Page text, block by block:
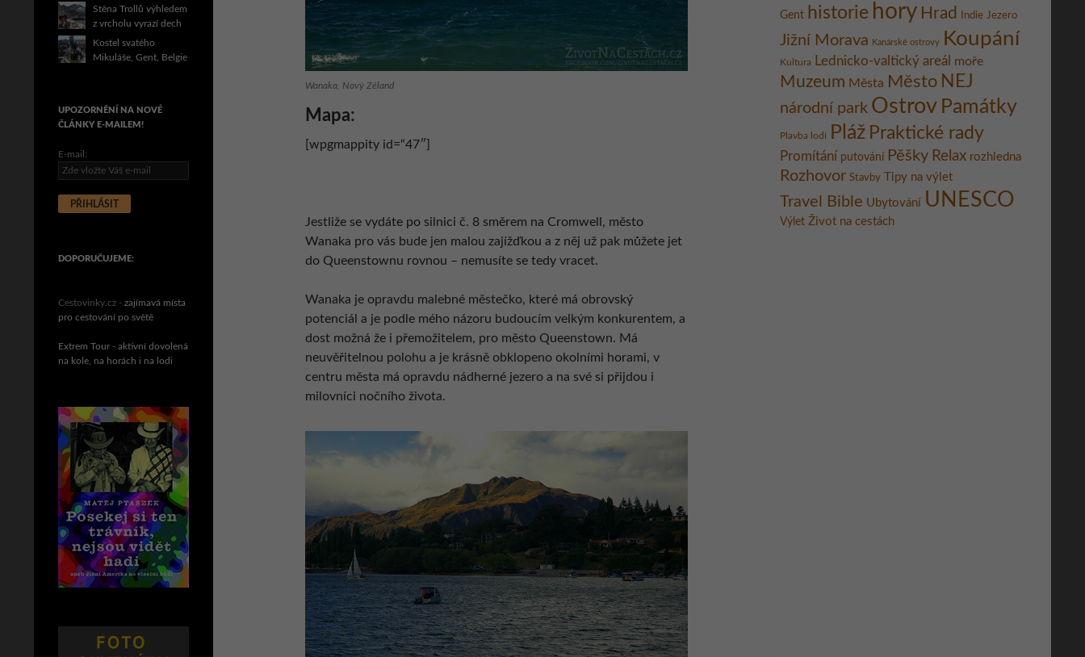
Wanaka, Nový Zéland
Mapa:
[wpgmappity id=“47″]
Jestliže se vydáte po silnici č. 8 směrem na Cromwell, město
Wanaka pro vás bude jen malou zajížďkou a z něj už pak můžete jet
do Queenstownu rovnou – nemusíte se tedy vracet.
Wanaka je opravdu malebné městečko, které má obrovský
potenciál a je podle mého názoru budoucím velkým konkurentem, a
dost možná že i přemožitelem, pro město Queenstown. Má
neuvěřitelnou polohu a je krásně obklopeno okolními horami, v
centru města má opravdu nádherné jezero a na své si přijdou i
milovníci nočního života.
Gent historie hory Hrad Indie Jezero
Jižní Morava Kanárské ostrovy Koupání
Kultura Lednicko-valtický areál moře
Muzeum Města Město NEJ
národní park Ostrov Památky
Plavba lodí Pláž Praktické rady
Promítání putování Pěšky Relax rozhledna
Rozhovor Stavby Tipy na výlet
Travel Bible Ubytování UNESCO
Výlet Život na cestách
Stěna Trollů výhledem
z vrcholu vyrazí dech
Kostel svatého
Mikuláše, Gent, Belgie
UPOZORNĚNÍ NA NOVÉ
ČLÁNKY E-MAILEM!
E-mail:
DOPORUČUJEME:
Cestovinky.cz - zajímavá místa
pro cestování po světě
Extrem Tour - aktivní dovolená
na kole, na horách i na lodi